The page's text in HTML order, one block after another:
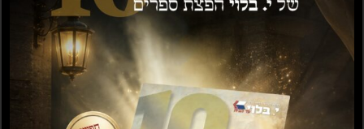
ספרים נוספים שיעניינו אותך...